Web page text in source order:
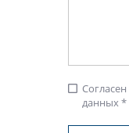
check_box_outline_blank
данных *